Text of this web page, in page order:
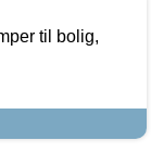
til bolig,